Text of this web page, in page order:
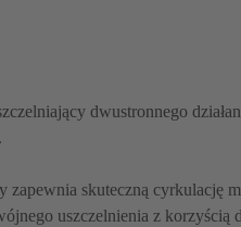
dwustronnego
zapewnia skuteczną cyrkulację
uszczelnienia z korzyścią